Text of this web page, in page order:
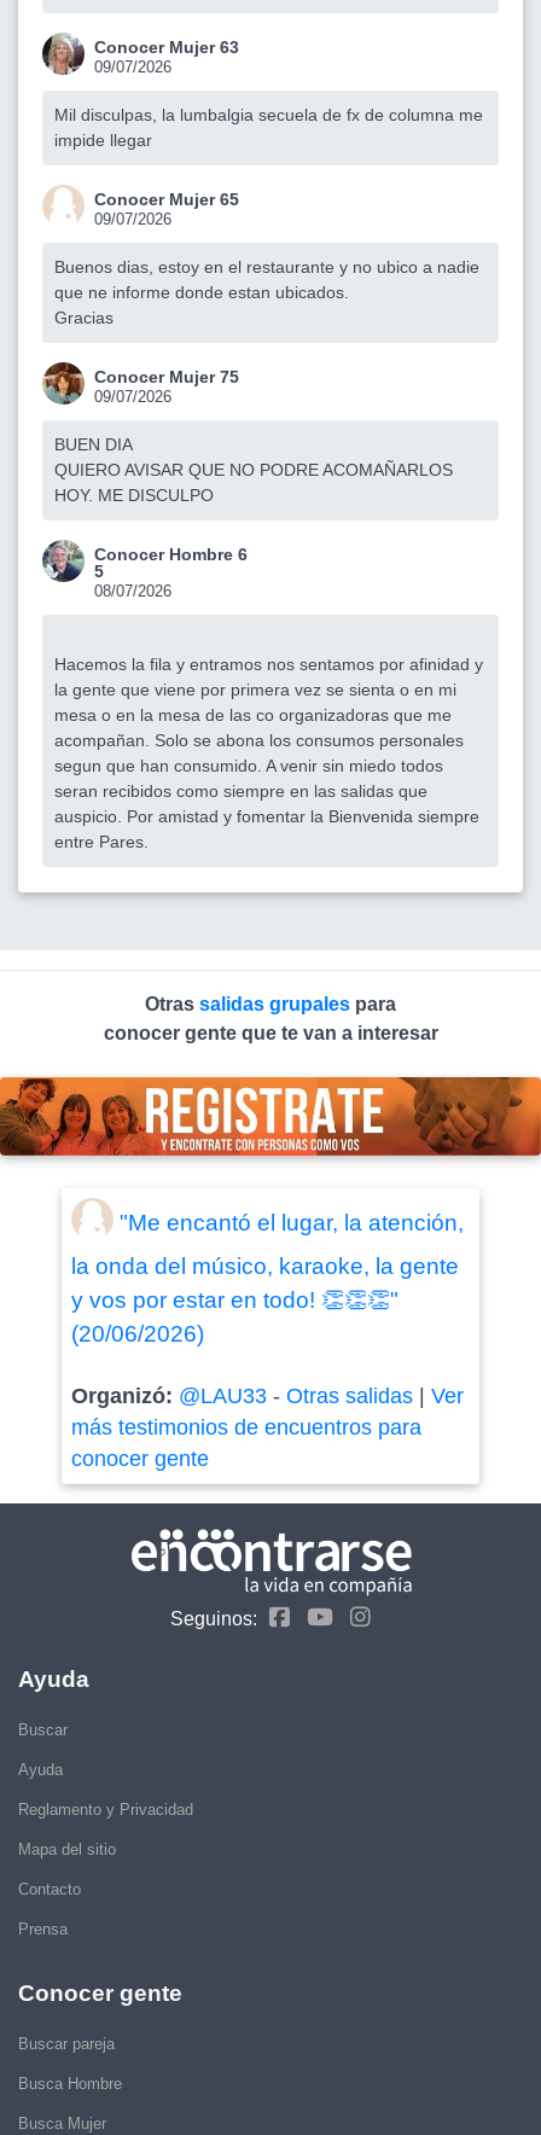
Conocer Mujer 63
09/07/2026
Mil disculpas, la lumbalgia secuela de fx de columna me
impide llegar
Conocer Mujer 65
09/07/2026
Buenos dias, estoy en el restaurante y no ubico a nadie
que ne informe donde estan ubicados.
Gracias
Conocer Mujer 75
09/07/2026
BUEN DIA
QUIERO AVISAR QUE NO PODRE ACOMAÑARLOS
HOY. ME DISCULPO
Conocer Hombre 6
5
08/07/2026
Hacemos la fila y entramos nos sentamos por afinidad y
la gente que viene por primera vez se sienta o en mi
mesa o en la mesa de las co organizadoras que me
acompañan. Solo se abona los consumos personales
segun que han consumido. A venir sin miedo todos
seran recibidos como siempre en las salidas que
auspicio. Por amistad y fomentar la Bienvenida siempre
entre Pares.
Otras salidas grupales para
conocer gente que te van a interesar
"Me encantó el lugar, la atención,
la onda del músico, karaoke, la gente
y vos por estar en todo! 👏👏👏"
(20/06/2026)
Organizó: @LAU33- Otras salidas| Ver
más testimonios de encuentros para
conocer gente
Seguinos:
Ayuda
Buscar
Ayuda
Reglamento y Privacidad
Mapa del sitio
Contacto
Prensa
Conocer gente
Buscar pareja
Busca Hombre
Busca Mujer